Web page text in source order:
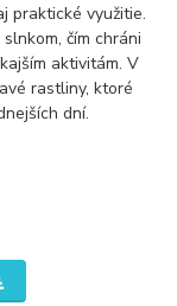
praktické využitie.
čím chráni
aktivitám. V
rastliny, ktoré
dní.